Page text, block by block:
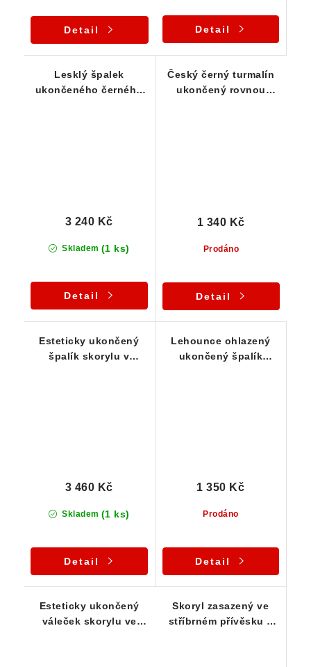
Detail Detail
Lesklý špalek
ukončeného černého
Skladem (1 ks)
3 240 Kč
Detail
Český černý turmalín
ukončený rovnou
Prodáno
1 340 Kč
Detail
Esteticky ukončený
špalík skorylu v
Skladem (1 ks)
3 460 Kč
Detail
Lehounce ohlazený
ukončený špalík
Prodáno
1 350 Kč
Detail
Esteticky ukončený
váleček skorylu ve
Skoryl zasazený ve
stříbrném přívěsku s